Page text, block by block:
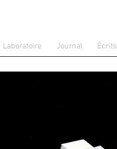
Laboratoire Journal Écrits